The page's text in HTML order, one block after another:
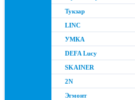
Тукзар
LINC
УМКА
DEFA Lucy
SKAINER
2N
Эгмонт